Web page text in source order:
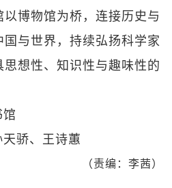
博物馆为桥，连接历史与
与世界，持续弘扬科学家
想性、知识性与趣味性的
骄、王诗蕙
（责编：李茜）